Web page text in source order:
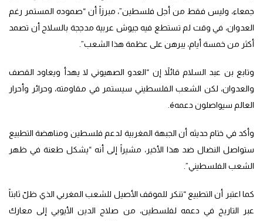
جمعاء، وليس فقط من أجل فلسطين”، مبرزاً أن “صموده المستمر رغم
العدوان، في وقت لم تستطع فيه جيوش عربية مدججة بالسلاح أن تصمد
أكثر من خمسة أيام، يبرهن على عظمة هذا الشعب”.
وتابع بن عبد السلام قائلاً إن “العدو الصهيوني لا يهدأ ويعاود القصف
والعدوان، لكن الشعب الفلسطيني سيستمر في مقاومته، وحرائر وأحرار
العالم سيواصلون دعمهé.
وأكد في ختام حديثه أن الجبهة المغربية لدعم فلسطين ومناهضة التطبيع
ستواصل النضال ضد هذا الأخير، مشيراً إلى أنه “يشكل طعنة في ظهر
الشعب الفلسطيني”.
كما اعتبر أن التطبيع “تنكر للموقف الأصيل للشعب المغربي الذي ظلّ ثابتاً
عبر التاريخ في دعمه لفلسطين، من صلاح الدين الأيوبي إلى معارك